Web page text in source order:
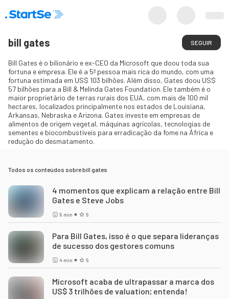
bill gates SEGUIR
Bill Gates é o bilionário e ex-CEO da Microsoft que doou toda sua
fortuna e empresa. Ele é a 5ª pessoa mais rica do mundo, com uma
fortuna estimada em US$ 103 bilhões. Além disso, Gates doou US$
57 bilhões para a Bill & Melinda Gates Foundation. Ele também é o
maior proprietário de terras rurais dos EUA, com mais de 100 mil
hectares, localizados principalmente nos estados de Louisiana,
Arkansas, Nebraska e Arizona. Gates investe em empresas de
alimentos de origem vegetal, máquinas agrícolas, tecnologias de
sementes e biocombustíveis para erradicação da fome na África e
redução do desmatamento.
Todos os conteúdos sobrebill gates
4 momentos que explicam a relação entre Bill
Gates e Steve Jobs
5 min 5
Para Bill Gates, isso é o que separa lideranças
de sucesso dos gestores comuns
4 min 5
Microsoft acaba de ultrapassar a marca dos
US$ 3 trilhões de valuation; entenda!